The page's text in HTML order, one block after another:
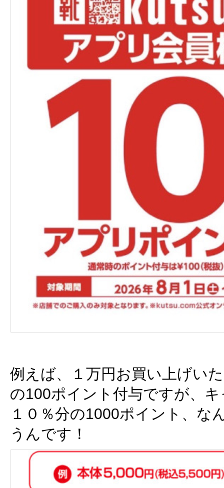
例えば、１万円お買い上げい
の100ポイント付与ですが、
１０％分の1000ポイント、な
うんです！